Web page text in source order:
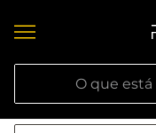
O que está